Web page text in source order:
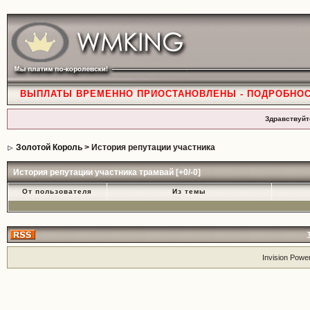
ВЫПЛАТЫ ВРЕМЕННО ПРИОСТАНОВЛЕНЫ -
Золотой Король> История репутации участника
История репутации участника трамвай [+0/-0]
От пользователя Из темы
Invision